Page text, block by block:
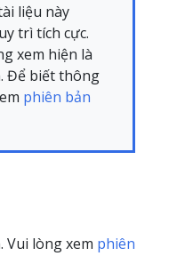
liệu này
trì tích cực.
xem hiện là
Để biết thông
phiên bản
Vui lòng xem phiên